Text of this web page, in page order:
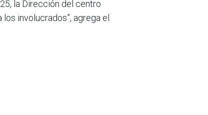
la Dirección del centro
involucrados”, agrega el